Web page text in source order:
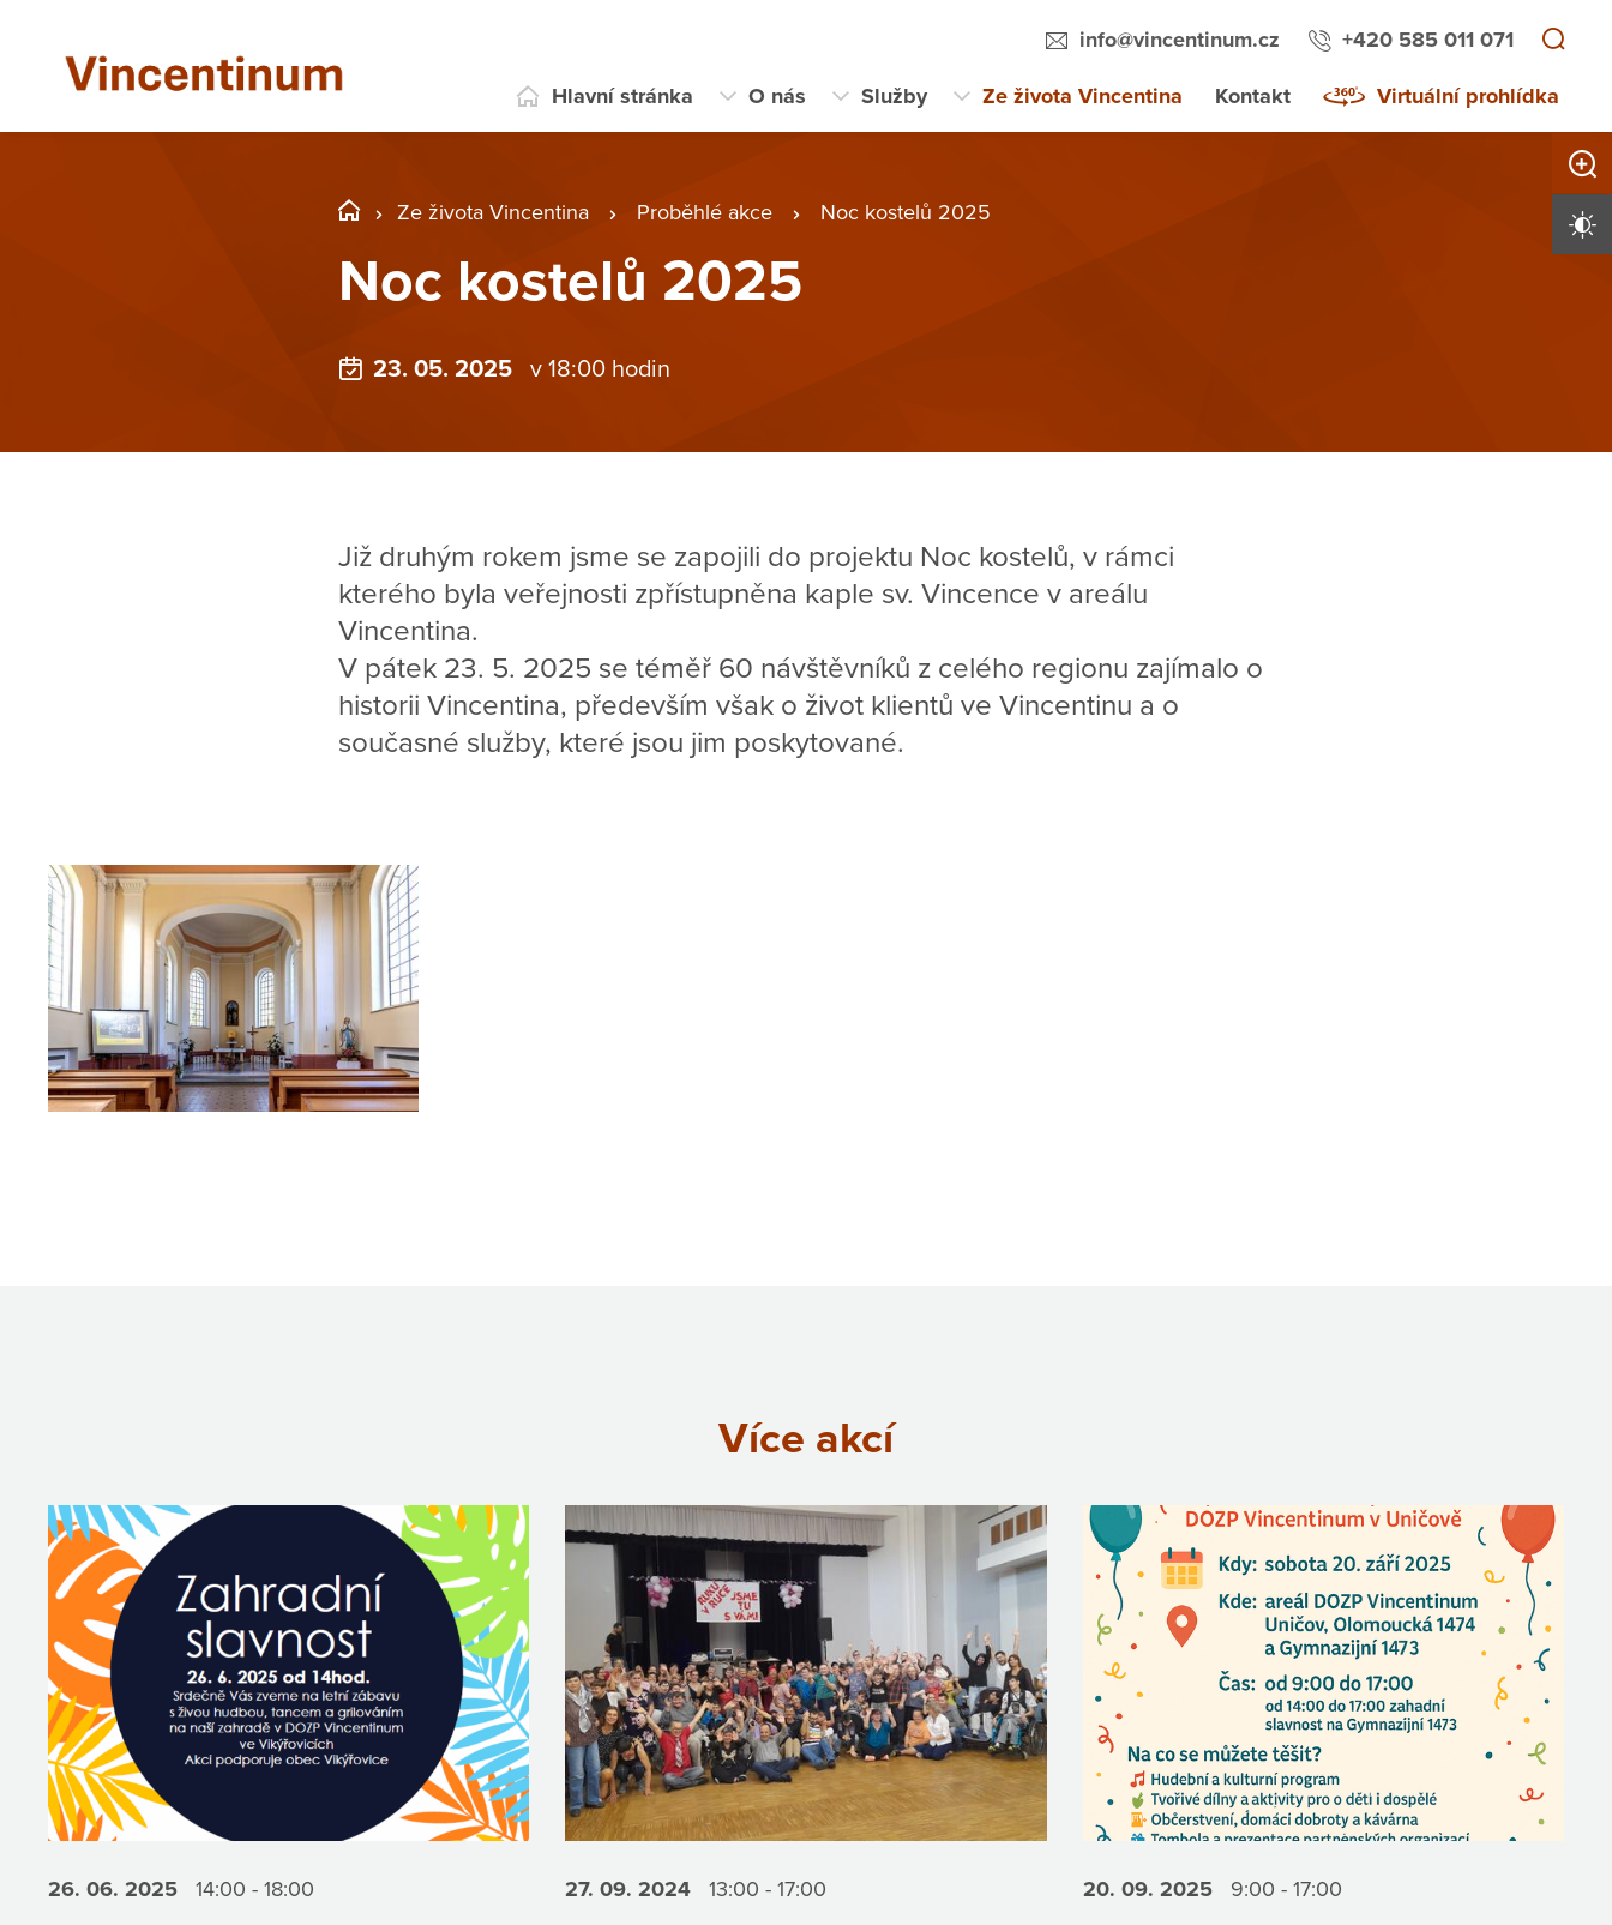
info@vincentinum.cz +420 585 011 071
Hlavní stránka O nás Služby Ze života Vincentina Kontakt Virtuální prohlídka
Ze života Vincentina Proběhlé akce Noc kostelů 2025
Noc kostelů 2025
23. 05. 2025 v 18:00 hodin
Již druhým rokem jsme se zapojili do projektu Noc kostelů, v rámci
kterého byla veřejnosti zpřístupněna kaple sv. Vincence v areálu
Vincentina.
V pátek 23. 5. 2025 se téměř 60 návštěvníků z celého regionu zajímalo o
historii Vincentina, především však o život klientů ve Vincentinu a o
současné služby, které jsou jim poskytované.
Více akcí
26. 06. 2025 14:00 - 18:00 27. 09.2024 13:00 - 17:00 20. 09. 2025 9:00 - 17:00